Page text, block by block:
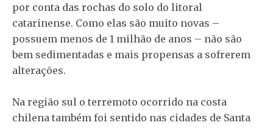
por conta das rochas do solo do litoral
catarinense. Como elas são muito novas –
possuem menos de 1 milhão de anos – não são
bem sedimentadas e mais propensas a sofrerem
alterações.
Na região sul o terremoto ocorrido na costa
chilena também foi sentido nas cidades de Santa